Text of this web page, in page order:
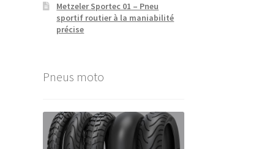
Metzeler Sportec 01 – Pneu
sportif routier à la maniabilité
précise
Pneus moto